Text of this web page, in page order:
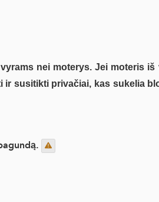
nei moterys. Jei moteris iš
susitikti privačiai, kas sukelia